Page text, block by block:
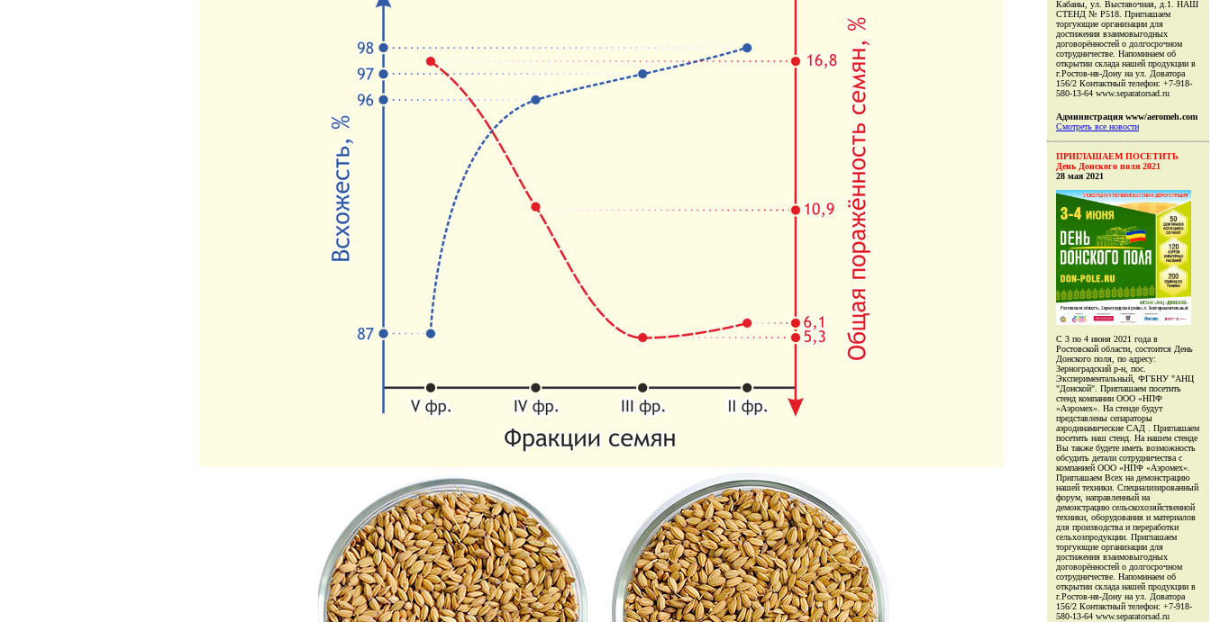
Кабаны, ул. Выставочная, д.1. НАШ
СТЕНД № Р518. Приглашаем
торгующие организации для
достижения взаимовыгодных
договорённостей о долгосрочном
сотрудничестве. Напоминаем об
открытии склада нашей продукции в
г.Ростов-нв-Дону на ул. Доватора
156/2 Контактный телефон: +7-918-
580-13-64 www.separatorsad.ru
Администрация www/aeromeh.com
Смотреть все новости
ПРИГЛАШАЕМ ПОСЕТИТЬ
День Донского поля 2021
28 мая 2021
С 3 по 4 июня 2021 года в
Ростовской области, состоится День
Донского поля, по адресу:
Зерноградский р-н, пос.
Экспериментальный, ФГБНУ "АНЦ
"Донской". Приглашаем посетить
стенд компании ООО «НПФ
«Аэромех». На стенде будут
представлены сепараторы
аэродинамические САД . Приглашаем
посетить наш стенд. На нашем стенде
Вы также будете иметь возможность
обсудить детали сотрудничества с
компанией ООО «НПФ «Аэромех».
Приглашаем Всех на демонстрацию
нашей техники. Специализированный
форум, направленный на
демонстрацию сельскохозяйственной
техники, оборудования и материалов
для производства и переработки
сельхозпродукции. Приглашаем
торгующие организации для
достижения взаимовыгодных
договорённостей о долгосрочном
сотрудничестве. Напоминаем об
открытии склада нашей продукции в
г.Ростов-нв-Дону на ул. Доватора
156/2 Контактный телефон: +7-918-
580-13-64 www.separatorsad.ru